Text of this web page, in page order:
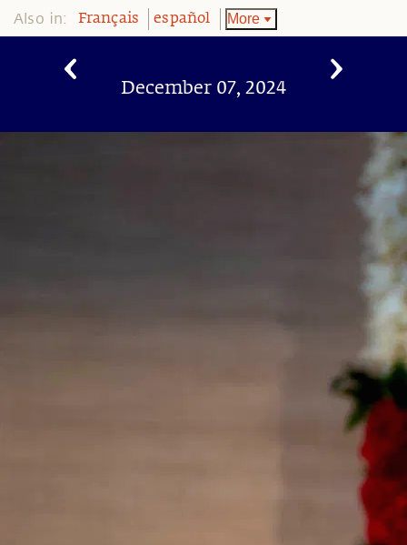
Also in: Français español More
December 07, 2024